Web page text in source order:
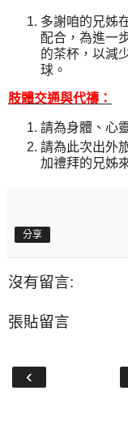
多謝咱的兄姊
配合，為進一
的茶杯，以減
球。
肢體交通與代禱：
請為身體、心
請為此次出外
加禮拜的兄姊
分享
沒有留言:
張貼留言
‹